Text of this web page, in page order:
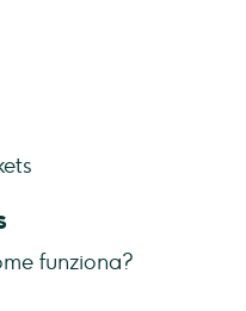
funziona?